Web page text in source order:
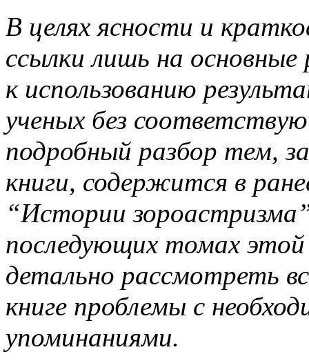
В целях ясности и
ссылки лишь на
к использованию
ученых без
подробный разбор тем,
книги, содержится в
“Истории
последующих томах
детально рассмотреть
книге проблемы с
упоминаниями.